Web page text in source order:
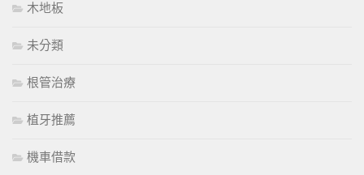
木地板
未分類
根管治療
植牙推薦
機車借款